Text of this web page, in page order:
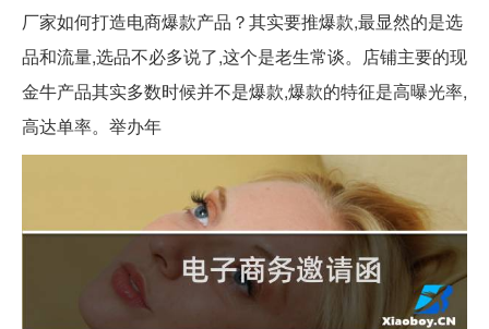
厂家如何打造电商爆款产品？其实要推爆款,最显然的是选
品和流量,选品不必多说了,这个是老生常谈。店铺主要的现
金牛产品其实多数时候并不是爆款,爆款的特征是高曝光率,
高达单率。举办年